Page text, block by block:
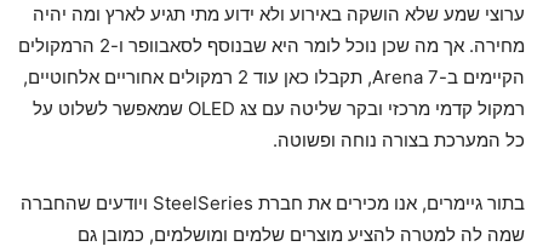
ערוצי שמע שלא הושקה באירוע ולא ידוע מתי תגיע לארץ ומה יהיה
מחירה. אך מה שכן נוכל לומר היא שבנוסף לסאבוופר ו-2 הרמקולים
הקיימים ב-Arena 7, תקבלו כאן עוד 2 רמקולים אחוריים אלחוטיים,
רמקול קדמי מרכזי ובקר שליטה עם צג OLED שמאפשר לשלוט על
כל המערכת בצורה נוחה ופשוטה.
בתור גיימרים, אנו מכירים את חברת SteelSeries ויודעים שהחברה
שמה לה למטרה להציע מוצרים שלמים ומושלמים, כמובן גם